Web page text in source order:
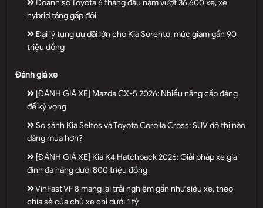
Doanh số Toyota 6 tháng đầu năm vượt 36.600 xe, xe
hybrid tăng gấp đôi
Đại lý tung ưu đãi lớn cho Kia Sorento, mức giảm gần 90
triệu đồng
Đánh giá xe
[ĐÁNH GIÁ XE] Mazda CX-5 2026: Nhiều nâng cấp đáng
để kỳ vọng
So sánh Kia Seltos và Toyota Corolla Cross: SUV đô thị nào
đáng mua hơn?
[ĐÁNH GIÁ XE] Kia K4 Hatchback 2026: Giải pháp xe gia
đình đa năng dưới 800 triệu đồng
VinFast VF 8 mang lại trải nghiệm gần như siêu xe, theo
chia sẻ của chủ xe chỉ dưới 1 tỷ